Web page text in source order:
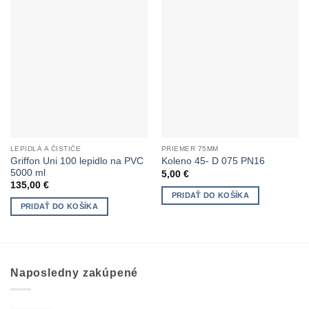
LEPIDLÁ A ČISTIČE
Griffon Uni 100 lepidlo na PVC
5000 ml
135,00 €
PRIDAŤ DO KOŠÍKA
PRIEMER 75MM
Koleno 45- D 075 PN16
5,00 €
PRIDAŤ DO KOŠÍKA
Naposledny zakúpené